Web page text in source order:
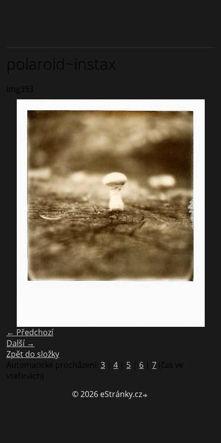
polaroid~instax
img393
← Předchozí
Další →
Zpět do složky
Automatické procházení: 3 | 4 | 5 | 6 | 7 (čas ve
vteřinách)
© 2026 eStránky.cz